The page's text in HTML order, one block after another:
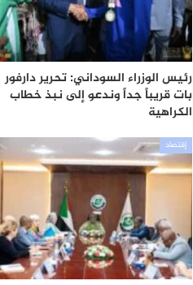
رئيس الوزراء السوداني: تحرير دارفور
بات قريباً جداً وندعو إلى نبذ خطاب
الكراهية
إقتصاد